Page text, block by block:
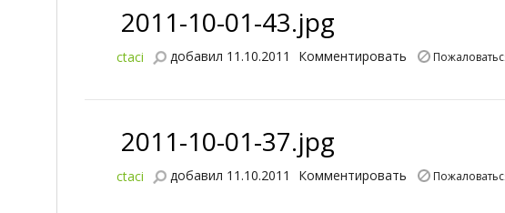
2011-10-01-43.jpg
ctaci добавил 11.10.2011 Комментировать
2011-10-01-37.jpg
ctaci добавил 11.10.2011 Комментировать